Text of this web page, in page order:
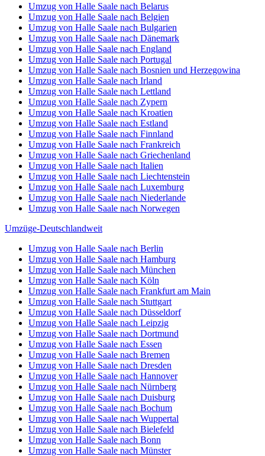
Umzug von Halle Saale nach Belarus
Umzug von Halle Saale nach Belgien
Umzug von Halle Saale nach Bulgarien
Umzug von Halle Saale nach Dänemark
Umzug von Halle Saale nach England
Umzug von Halle Saale nach Portugal
Umzug von Halle Saale nach Bosnien und Herzegowina
Umzug von Halle Saale nach Irland
Umzug von Halle Saale nach Lettland
Umzug von Halle Saale nach Zypern
Umzug von Halle Saale nach Kroatien
Umzug von Halle Saale nach Estland
Umzug von Halle Saale nach Finnland
Umzug von Halle Saale nach Frankreich
Umzug von Halle Saale nach Griechenland
Umzug von Halle Saale nach Italien
Umzug von Halle Saale nach Liechtenstein
Umzug von Halle Saale nach Luxemburg
Umzug von Halle Saale nach Niederlande
Umzug von Halle Saale nach Norwegen
Umzüge-Deutschlandweit
Umzug von Halle Saale nach Berlin
Umzug von Halle Saale nach Hamburg
Umzug von Halle Saale nach München
Umzug von Halle Saale nach Köln
Umzug von Halle Saale nach Frankfurt am Main
Umzug von Halle Saale nach Stuttgart
Umzug von Halle Saale nach Düsseldorf
Umzug von Halle Saale nach Leipzig
Umzug von Halle Saale nach Dortmund
Umzug von Halle Saale nach Essen
Umzug von Halle Saale nach Bremen
Umzug von Halle Saale nach Dresden
Umzug von Halle Saale nach Hannover
Umzug von Halle Saale nach Nürnberg
Umzug von Halle Saale nach Duisburg
Umzug von Halle Saale nach Bochum
Umzug von Halle Saale nach Wuppertal
Umzug von Halle Saale nach Bielefeld
Umzug von Halle Saale nach Bonn
Umzug von Halle Saale nach Münster